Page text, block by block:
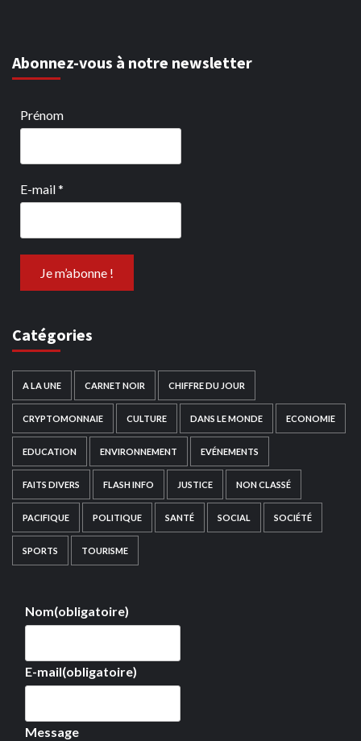
Abonnez-vous à notre newsletter
Prénom
E-mail*
Catégories
A LA UNE CARNET NOIR CHIFFRE DU JOUR
CRYPTOMONNAIE CULTURE DANS LE MONDE ECONOMIE
EDUCATION ENVIRONNEMENT EVÉNEMENTS
FAITS DIVERS FLASH INFO JUSTICE NON CLASSÉ
PACIFIQUE POLITIQUE SANTÉ SOCIAL SOCIÉTÉ
SPORTS TOURISME
Nom(obligatoire)
E-mail(obligatoire)
Message